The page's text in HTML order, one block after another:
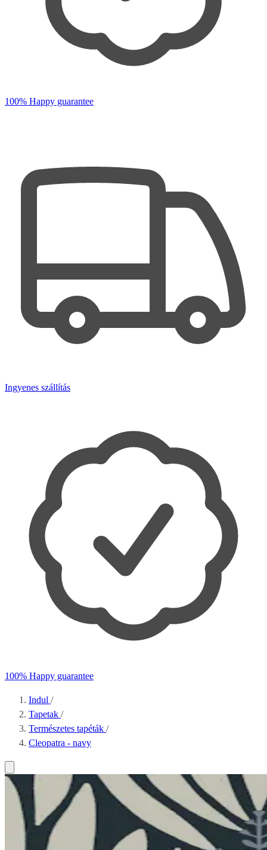
100% Happy guarantee
Ingyenes szállítás
100% Happy guarantee
Indul /
Tapetak /
Természetes tapéták /
Cleopatra - navy